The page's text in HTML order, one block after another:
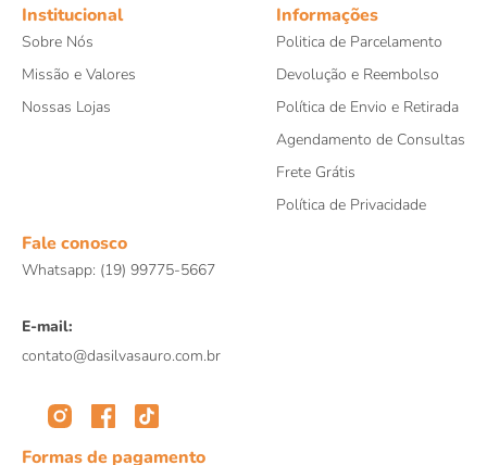
Institucional
Sobre Nós
Missão e Valores
Nossas Lojas
Informações
Politica de Parcelamento
Devolução e Reembolso
Política de Envio e Retirada
Agendamento de Consultas
Frete Grátis
Política de Privacidade
Fale conosco
Whatsapp: (19) 99775-5667
E-mail:
contato@dasilvasauro.com.br
Formas de pagamento